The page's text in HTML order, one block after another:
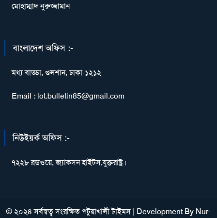
মোহাম্মাদ নুরুজ্জামান
বাংলাদেশ অফিস :-
মধ্য বাড্ডা, গুলশান, ঢাকা-১২১২
Email : lot.bulletin85@gmail.com
নিউইয়র্ক অফিস :-
৭২২৮ ব্রডওয়ে, জ্যাকসন হাইটস,যুক্তরাষ্ট্র।
© ২০২৪ সর্বস্বত্ব সংরক্ষিত পটুয়াখালী টাইমস | Development By Nur-